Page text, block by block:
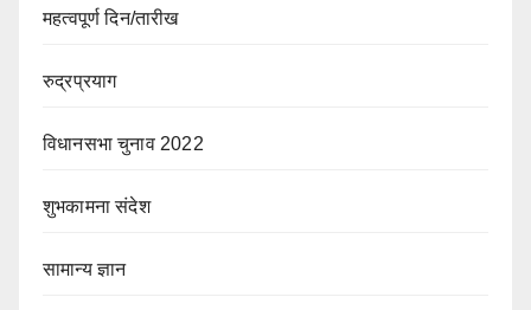
महत्वपूर्ण दिन/तारीख
रुद्रप्रयाग
विधानसभा चुनाव 2022
शुभकामना संदेश
सामान्य ज्ञान